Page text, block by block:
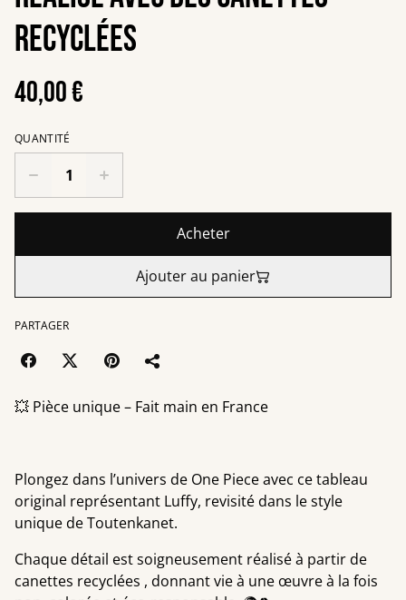
recyclées
40,00 €
QUANTITÉ
Acheter
Ajouter au panier
PARTAGER
💥 Pièce unique – Fait main en France
Plongez dans l’univers de One Piece avec ce tableau
original représentant Luffy, revisité dans le style
unique de Toutenkanet.
Chaque détail est soigneusement réalisé à partir de
canettes recyclées , donnant vie à une œuvre à la fois